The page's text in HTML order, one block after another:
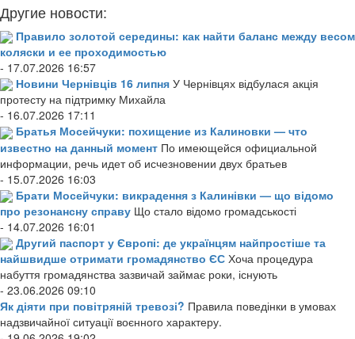
Другие новости:
Правило золотой середины: как найти баланс между весом
коляски и ее проходимостью
- 17.07.2026 16:57
Новини Чернівців 16 липня У Чернівцях відбулася акція
протесту на підтримку Михайла
- 16.07.2026 17:11
Братья Мосейчуки: похищение из Калиновки — что
известно на данный момент По имеющейся официальной
информации, речь идет об исчезновении двух братьев
- 15.07.2026 16:03
Брати Мосейчуки: викрадення з Калинівки — що відомо
про резонансну справу Що стало відомо громадськості
- 14.07.2026 16:01
Другий паспорт у Європі: де українцям найпростіше та
найшвидше отримати громадянство ЄС Хоча процедура
набуття громадянства зазвичай займає роки, існують
- 23.06.2026 09:10
Як діяти при повітряній тревозі? Правила поведінки в умовах
надзвичайної ситуації воєнного характеру.